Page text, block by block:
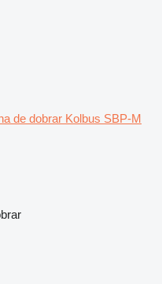
de dobrar Kolbus SBP-M